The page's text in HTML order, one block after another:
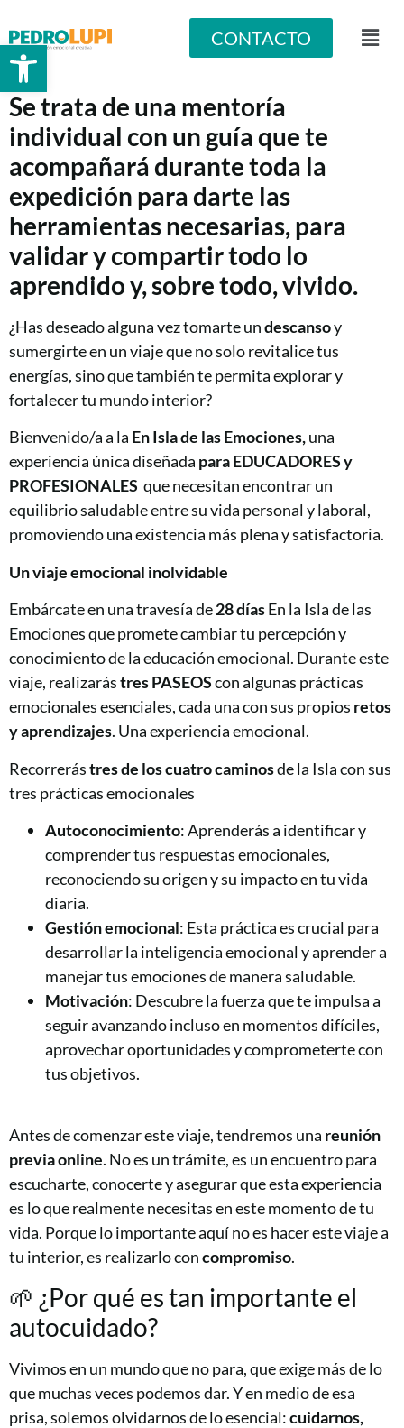
Abrir barra de herramientas CONTACTO
Se trata de una mentoría
individual con un guía que te
acompañará durante toda la
expedición para darte las
herramientas necesarias, para
validar y compartir todo lo
aprendido y, sobre todo, vivido.
¿Has deseado alguna vez tomarte undescansoy
sumergirte en un viaje que no solo revitalice tus
energías, sino que también te permita explorar y
fortalecer tu mundo interior?
Bienvenido/a a la En Isla de las Emociones,una
experiencia única diseñada para EDUCADORES y
PROFESIONALES que necesitan encontrar un
equilibrio saludable entre su vida personal y laboral,
promoviendo una existencia más plena y satisfactoria.
Un viaje emocional inolvidable
Embárcate en una travesía de28 díasEn la Isla de las
Emociones que promete cambiar tu percepción y
conocimiento de la educación emocional. Durante este
viaje, realizarástres PASEOScon algunas prácticas
emocionales esenciales, cada una con sus propios retos
y aprendizajes. Una experiencia emocional.
Recorrerástres de los cuatro caminosde la Isla con sus
tres prácticas emocionales
Autoconocimiento: Aprenderás a identificar y
comprender tus respuestas emocionales,
reconociendo su origen y su impacto en tu vida
diaria.
Gestión emocional: Esta práctica es crucial para
desarrollar la inteligencia emocional y aprender a
manejar tus emociones de manera saludable.
Motivación: Descubre la fuerza que te impulsa a
seguir avanzando incluso en momentos difíciles,
aprovechar oportunidades y comprometerte con
tus objetivos.
Antes de comenzar este viaje, tendremos una reunión
previa online. No es un trámite, es un encuentro para
escucharte, conocerte y asegurar que esta experiencia
es lo que realmente necesitas en este momento de tu
vida. Porque lo importante aquí no es hacer este viaje a
tu interior, es realizarlo concompromiso.
🌱 ¿Por qué es tan importante el
autocuidado?
Vivimos en un mundo que no para, que exige más de lo
que muchas veces podemos dar. Y en medio de esa
prisa, solemos olvidarnos de lo esencial:cuidarnos,